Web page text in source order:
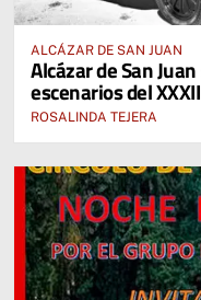
ALCÁZAR DE SAN JUAN
Alcázar de San
escenarios del
ROSALINDA TEJERA